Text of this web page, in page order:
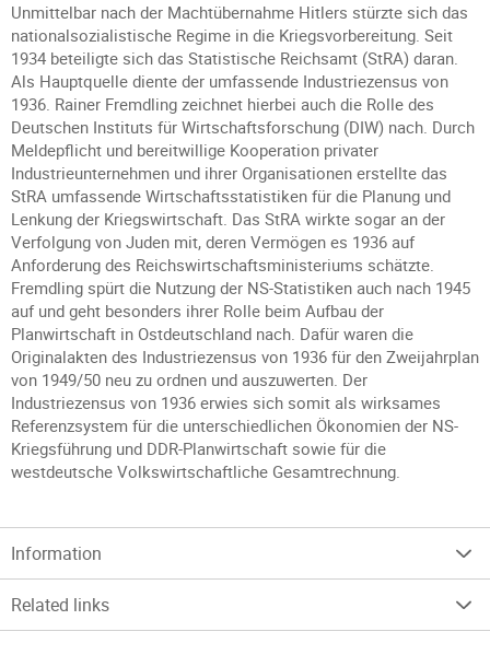
Unmittelbar nach der Machtübernahme Hitlers stürzte sich das
nationalsozialistische Regime in die Kriegsvorbereitung. Seit
1934 beteiligte sich das Statistische Reichsamt (StRA) daran.
Als Hauptquelle diente der umfassende Industriezensus von
1936. Rainer Fremdling zeichnet hierbei auch die Rolle des
Deutschen Instituts für Wirtschaftsforschung (DIW) nach. Durch
Meldepflicht und bereitwillige Kooperation privater
Industrieunternehmen und ihrer Organisationen erstellte das
StRA umfassende Wirtschaftsstatistiken für die Planung und
Lenkung der Kriegswirtschaft. Das StRA wirkte sogar an der
Verfolgung von Juden mit, deren Vermögen es 1936 auf
Anforderung des Reichswirtschaftsministeriums schätzte.
Fremdling spürt die Nutzung der NS-Statistiken auch nach 1945
auf und geht besonders ihrer Rolle beim Aufbau der
Planwirtschaft in Ostdeutschland nach. Dafür waren die
Originalakten des Industriezensus von 1936 für den Zweijahrplan
von 1949/50 neu zu ordnen und auszuwerten. Der
Industriezensus von 1936 erwies sich somit als wirksames
Referenzsystem für die unterschiedlichen Ökonomien der NS-
Kriegsführung und DDR-Planwirtschaft sowie für die
westdeutsche Volkswirtschaftliche Gesamtrechnung.
Information
Related links